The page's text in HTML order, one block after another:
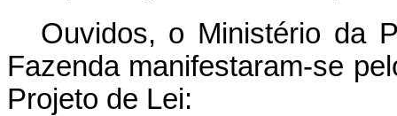
Ouvidos, o Ministério da
Fazenda manifestaram-se
Projeto de Lei: